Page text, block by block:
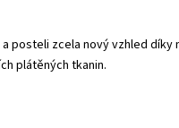
posteli zcela nový vzhled
plátěných tkanin.